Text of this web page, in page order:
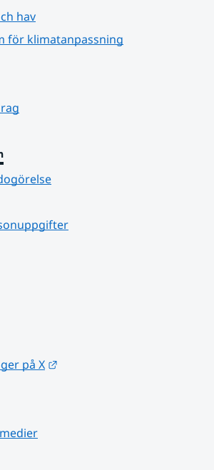
hav
för klimatanpassning
på X